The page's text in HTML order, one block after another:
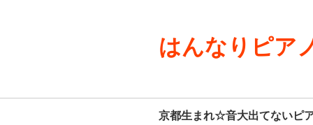
はんなりピア
京都生まれ☆音大出てないピ